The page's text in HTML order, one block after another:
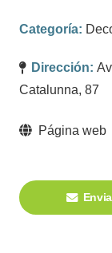
Categoría:
Dirección:
Catalunna, 87
Página web